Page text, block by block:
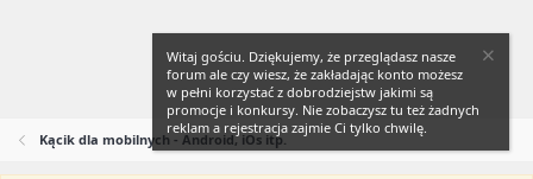
Kącik dla mobilnych - Android, iOs itp.
Witaj gościu. Dziękujemy, że przeglądasz nasze
forum ale czy wiesz, że zakładając konto możesz
w pełni korzystać z dobrodziejstw jakimi są
promocje i konkursy. Nie zobaczysz tu też żadnych
reklam a rejestracja zajmie Ci tylko chwilę.